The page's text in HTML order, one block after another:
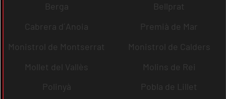
Berga
Bellprat
Cabrera d´Anoia
Premià de Mar
Monistrol de Montserrat
Monistrol de Calders
Mollet del Vallès
Molins de Rei
Polinyà
Pobla de Lillet